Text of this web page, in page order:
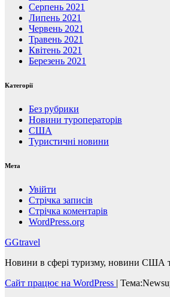
Серпень 2021
Липень 2021
Червень 2021
Травень 2021
Квітень 2021
Березень 2021
Категорії
Без рубрики
Новини туроператорів
США
Туристичні новини
Мета
Увійти
Стрічка записів
Стрічка коментарів
WordPress.org
GGtravel
Новини в сфері туризму, новини США
Сайт працює на WordPress |